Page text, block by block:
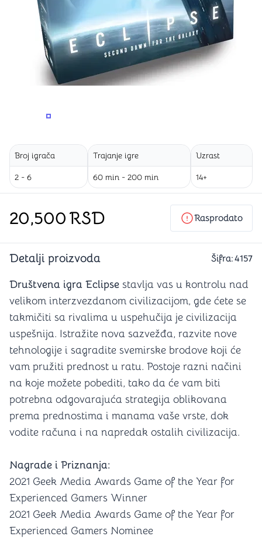
PROMENITE UGAO GLEDANJA
Broj igrača
2 - 6
Trajanje igre
60 min - 200 min
Uzrast
14+
20,500RSD Rasprodato
Detalji proizvoda Šifra:4157
Društvena igra Eclipse stavlja vas u kontrolu nad
velikom interzvezdanom civilizacijom, gde ćete se
takmičiti sa rivalima u uspehučija je civilizacija
uspešnija. Istražite nova sazvežđa, razvite nove
tehnologije i sagradite svemirske brodove koji će
vam pružiti prednost u ratu. Postoje razni načini
na koje možete pobediti, tako da će vam biti
potrebna odgovarajuća strategija oblikovana
prema prednostima i manama vaše vrste, dok
vodite računa i na napredak ostalih civilizacija.
Nagrade i Priznanja:
2021 Geek Media Awards Game of the Year for
Experienced Gamers Winner
2021 Geek Media Awards Game of the Year for
Experienced Gamers Nominee